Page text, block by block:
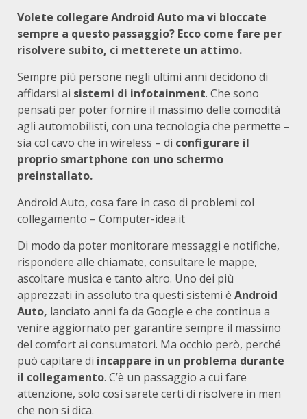
Volete collegare Android Auto ma vi bloccate
sempre a questo passaggio? Ecco come fare per
risolvere subito, ci metterete un attimo.
Sempre più persone negli ultimi anni decidono di
affidarsi ai sistemi di infotainment. Che sono
pensati per poter fornire il massimo delle comodità
agli automobilisti, con una tecnologia che permette –
sia col cavo che in wireless – di configurare il
proprio smartphone con uno schermo
preinstallato.
Android Auto, cosa fare in caso di problemi col
collegamento – Computer-idea.it
Di modo da poter monitorare messaggi e notifiche,
rispondere alle chiamate, consultare le mappe,
ascoltare musica e tanto altro. Uno dei più
apprezzati in assoluto tra questi sistemi è Android
Auto, lanciato anni fa da Google e che continua a
venire aggiornato per garantire sempre il massimo
del comfort ai consumatori. Ma occhio però, perché
può capitare di incappare in un problema durante
il collegamento. C’è un passaggio a cui fare
attenzione, solo così sarete certi di risolvere in men
che non si dica.